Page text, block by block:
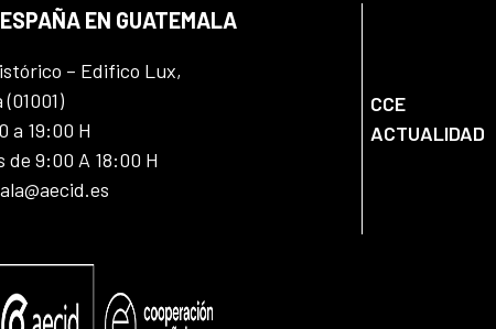
EN GUATEMALA
– Edifico Lux,
a 19:00 H
de 9:00 A 18:00 H
CCE
ACTUALIDAD